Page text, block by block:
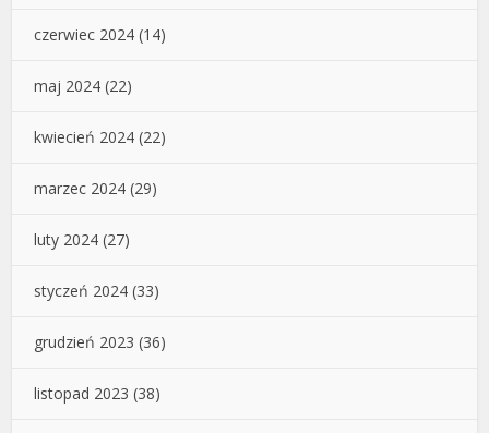
czerwiec 2024 (14)
maj 2024 (22)
kwiecień 2024 (22)
marzec 2024 (29)
luty 2024 (27)
styczeń 2024 (33)
grudzień 2023 (36)
listopad 2023 (38)